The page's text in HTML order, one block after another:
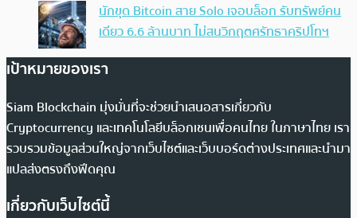
นักขุด Bitcoin สาย Solo เจอบล็อก รับทรัพย์คน
เดียว 6.6 ล้านบาท ไม่สนวิกฤตศรัทธาคริปโทฯ
เป้าหมายของเรา
Siam Blockchain มุ่งมั่นที่จะช่วยนำเสนอสารเกี่ยวกับ
Cryptocurrency และเทคโนโลยีบล็อกเชนเพื่อคนไทย ในภาษาไทย เรา
รวบรวมข้อมูลส่วนใหญ่จากเว็บไซต์และเว็บบอร์ดต่างประเทศและนำมา
แปลส่งตรงถึงฟีดคุณ
เกี่ยวกับเว็บไซต์นี้